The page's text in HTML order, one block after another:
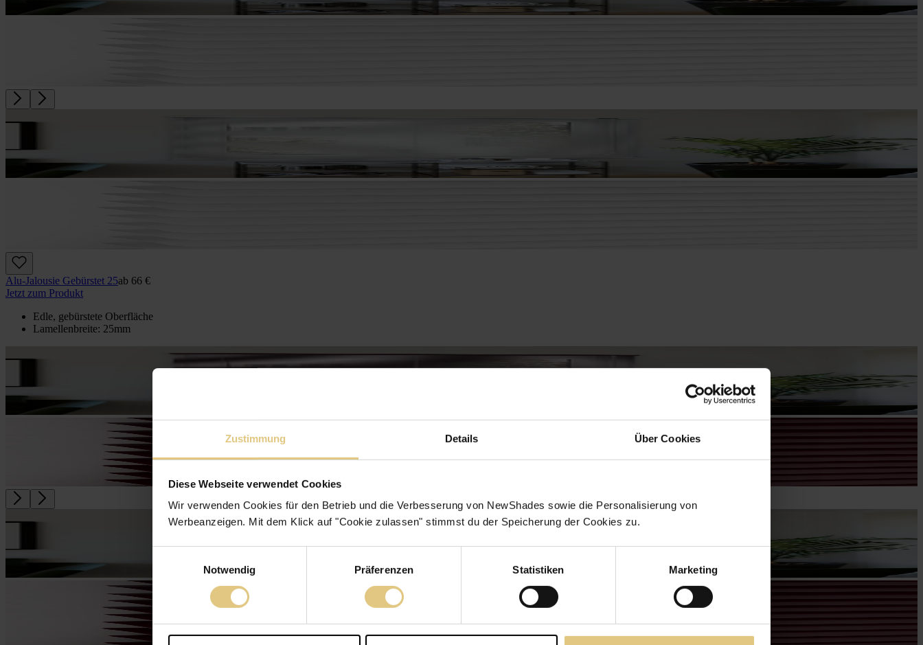
Zustimmung Details Über Cookies
Diese Webseite verwendet Cookies
Wir verwenden Cookies für den Betrieb und die Verbesserung von NewShades sowie die Personalisierung von
Werbeanzeigen. Mit dem Klick auf "Cookie zulassen" stimmst du der Speicherung der Cookies zu.
Notwendig
Präferenzen Statistiken Marketing
Alu-Jalousie Gebürstet 25ab 66 €
Jetzt zum Produkt
Edle, gebürstete Oberfläche
Lamellenbreite: 25mm